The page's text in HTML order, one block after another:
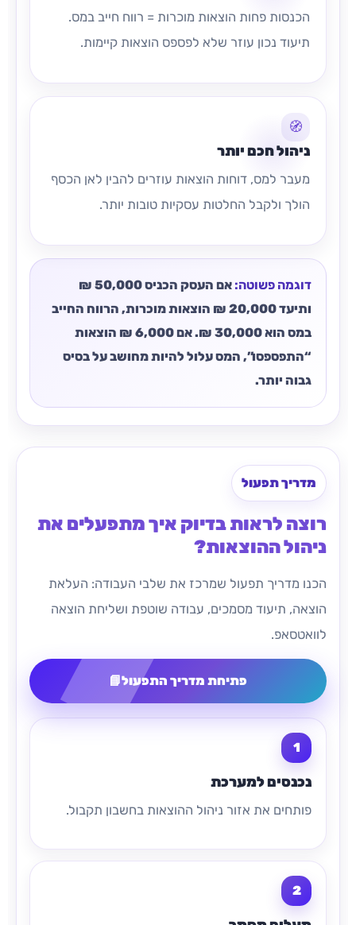
הכנסות פחות הוצאות מוכרות = רווח חייב במס.
תיעוד נכון עוזר שלא לפספס הוצאות קיימות.
🧭
ניהול חכם יותר
מעבר למס, דוחות הוצאות עוזרים להבין לאן הכסף
הולך ולקבל החלטות עסקיות טובות יותר.
דוגמה פשוטה:
אם העסק הכניס 50,000 ₪
ותיעד 20,000 ₪ הוצאות מוכרות, הרווח החייב
במס הוא 30,000 ₪. אם 6,000 ₪ הוצאות
“התפספסו”, המס עלול להיות מחושב על בסיס
גבוה יותר.
מדריך תפעול
רוצה לראות בדיוק איך מתפעלים את
ניהול ההוצאות?
הכנו מדריך תפעול שמרכז את שלבי העבודה: העלאת
הוצאה, תיעוד מסמכים, עבודה שוטפת ושליחת הוצאה
לוואטסאפ.
פתיחת מדריך התפעול📘
נכנסים למערכת
פותחים את אזור ניהול ההוצאות בחשבון תקבול.